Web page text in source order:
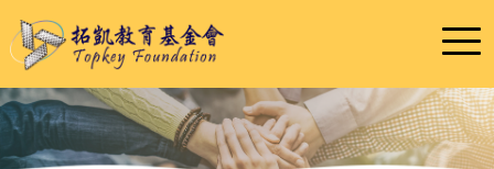
到
主
內
容
區